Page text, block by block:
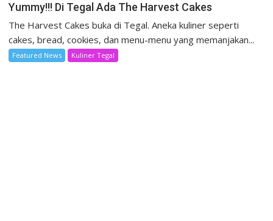
Yummy!!! Di Tegal Ada The Harvest Cakes
The Harvest Cakes buka di Tegal. Aneka kuliner seperti
cakes, bread, cookies, dan menu-menu yang memanjakan...
Featured News Kuliner Tegal